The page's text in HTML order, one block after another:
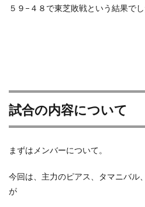
５９−４８で東芝敗戦という結果でし
試合の内容について
まずはメンバーについて。
今回は、主力のピアス、タマニバル
が